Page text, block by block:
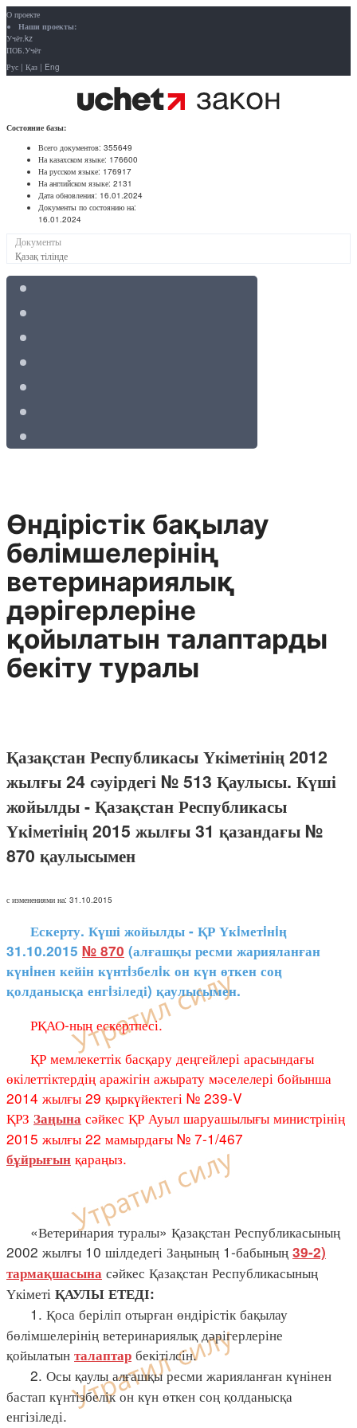
О проекте
Наши проекты:
Учёт.kz
ПОБ.Учёт
Рус | Қаз | Eng
Состояние базы:
Всего документов: 355649
На казахском языке: 176600
На русском языке: 176917
На английском языке: 2131
Дата обновления: 16.01.2024
Документы по состоянию на:
16.01.2024
Документы
Қазақ тілінде
Өндірістік бақылау
бөлімшелерінің
ветеринариялық
дәрігерлеріне
қойылатын талаптарды
бекіту туралы
Қазақстан Республикасы Үкіметінің 2012
жылғы 24 сәуірдегі № 513 Қаулысы. Күші
жойылды - Қазақстан Республикасы
Үкiметiнiң 2015 жылғы 31 қазандағы №
870 қаулысымен
с изменениями на: 31.10.2015
Ескерту. Күші жойылды - ҚР Үкiметiнiң
31.10.2015 № 870 (алғашқы ресми жарияланған
күнiнен кейін күнтiзбелiк он күн өткен соң
қолданысқа енгiзіледі) қаулысымен.
РҚАО-ның ескертпесі.
ҚР мемлекеттік басқару деңгейлері арасындағы
өкілеттіктердің аражігін ажырату мәселелері бойынша
2014 жылғы 29 қыркүйектегі № 239-V
ҚРЗ Заңына сәйкес ҚР Ауыл шаруашылығы министрінің
2015 жылғы 22 мамырдағы № 7-1/467
бұйрығын қараңыз.
«Ветеринария туралы» Қазақстан Республикасының
2002 жылғы 10 шілдедегі Заңының 1-бабының 39-2)
тармақшасына сәйкес Қазақстан Республикасының
Үкіметі ҚАУЛЫ ЕТЕДІ:
1. Қоса беріліп отырған өндірістік бақылау
бөлімшелерінің ветеринариялық дәрігерлеріне
қойылатын талаптар бекітілсін.
2. Осы қаулы алғашқы ресми жарияланған күнінен
бастап күнтізбелік он күн өткен соң қолданысқа
енгізіледі.